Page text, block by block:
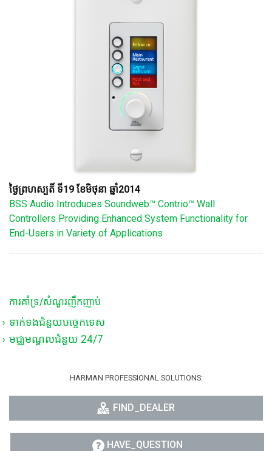
ថ្ងៃព្រហស្បតិ៍ ទី19 ខែមិថុនា ឆ្នាំ2014
BSS Audio Introduces Soundweb™ Contrio™ Wall
Controllers Providing Enhanced System Functionality for
End-Users in Variety of Applications
ការគាំទ្រ/សំណួរញឹកញាប់
ទាក់ទងជំនួយបច្ចេកទេស
មជ្ឈមណ្ឌលជំនួយ 24/7
HARMAN PROFESSIONAL SOLUTIONS:
FIND_DEALER
HAVE_QUESTION